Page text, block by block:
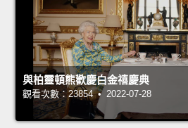
與柏靈頓熊歡慶白金禧慶典
觀看次數：23854 • 2022-07-28